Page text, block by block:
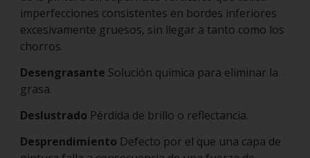
imperfecciones consistentes en bordes inferiores
excesivamente gruesos, sin llegar a tanto como los
chorros.
Desengrasante Solución química para eliminar la
grasa.
Deslustrado Pérdida de brillo o reflectancia.
Desprendimiento Defecto por el que una capa de